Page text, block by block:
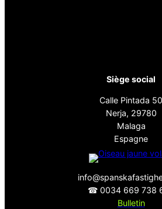
Siège social
Calle Pintada 50
Nerja, 29780
Malaga
Espagne
☎ 0034 669 738
Bulletin